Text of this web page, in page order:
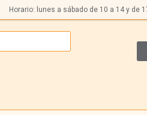
Horario: lunes a sábado de 10 a 14 y de